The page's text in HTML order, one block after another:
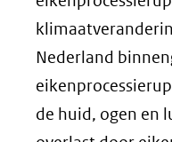
Nederland
de huid, ogen en